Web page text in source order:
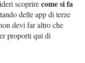
scoprirecome si fa
delle app di terze
devi far altro che
proporti qui di